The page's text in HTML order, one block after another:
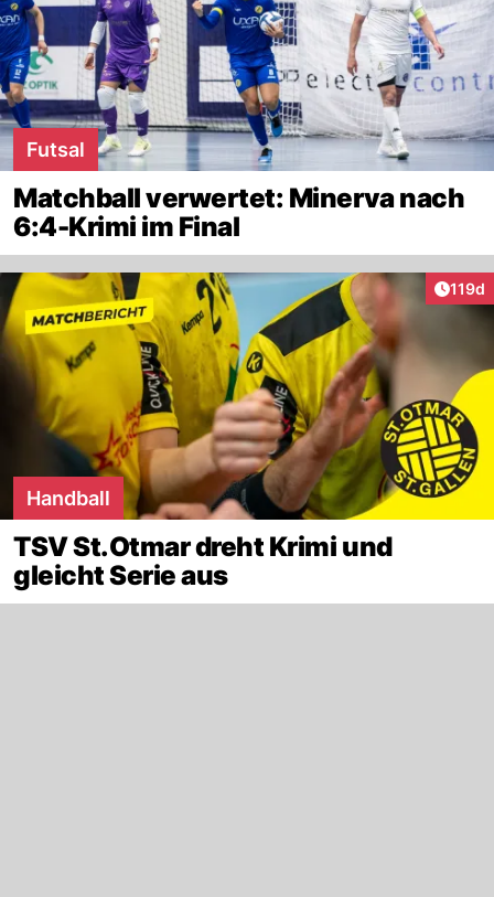
Futsal
Matchball verwertet: Minerva nach
6:4-Krimi im Final
119d
Handball
TSV St.Otmar dreht Krimi und
gleicht Serie aus